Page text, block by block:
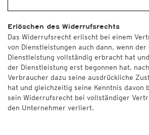
Erlöschen des Widerrufsrechts
Das Widerrufsrecht erlischt bei einem
von Dienstleistungen auch dann, wenn
Dienstleistung vollständig erbracht hat
der Dienstleistung erst begonnen hat,
Verbraucher dazu seine ausdrückliche
hat und gleichzeitig seine Kenntnis davon
sein Widerrufsrecht bei vollständiger
den Unternehmer verliert.